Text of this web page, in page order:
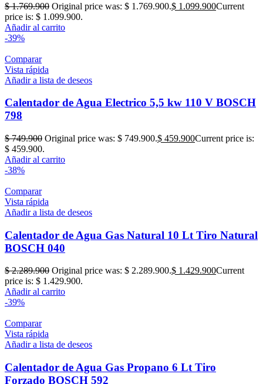
$1.769.900 Original price was: $ 1.769.900.$ 1.099.900Current
price is: $ 1.099.900.
Añadir al carrito
-39%
Comparar
Vista rápida
Añadir a lista de deseos
Calentador de Agua Electrico 5,5 kw 110 V BOSCH
798
$749.900 Original price was: $ 749.900.$ 459.900Current price is:
$ 459.900.
Añadir al carrito
-38%
Comparar
Vista rápida
Añadir a lista de deseos
Calentador de Agua Gas Natural 10 Lt Tiro Natural
BOSCH 040
$2.289.900 Original price was: $ 2.289.900.$ 1.429.900Current
price is: $ 1.429.900.
Añadir al carrito
-39%
Comparar
Vista rápida
Añadir a lista de deseos
Calentador de Agua Gas Propano 6 Lt Tiro
Forzado BOSCH 592